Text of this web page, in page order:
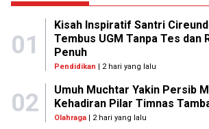
01
Kisah Inspiratif Santri
Tembus UGM Tanpa Tes dan
Penuh
Pendidikan | 2 hari yang lalu
02
Umuh Muchtar Yakin Persib
Kehadiran Pilar Timnas
Olahraga| 2 hari yang lalu